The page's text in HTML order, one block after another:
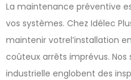
La maintenance préventive
vos systèmes. Chez Idélec
maintenir votrel’installation
coûteux arrêts imprévus.
industrielle englobent des